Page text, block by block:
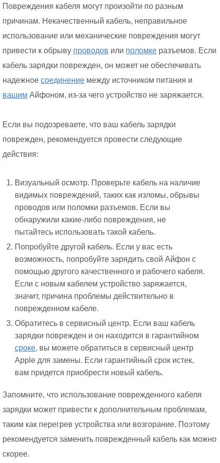
Повреждения кабеля могут произойти по разным
причинам. Некачественный кабель, неправильное
использование или механические повреждения могут
привести к обрыву проводов или поломке разъемов. Если
кабель зарядки поврежден, он может не обеспечивать
надежное соединение между источником питания и
вашим Айфоном, из-за чего устройство не заряжается.
Если вы подозреваете, что ваш кабель зарядки
поврежден, рекомендуется провести следующие
действия:
Визуальный осмотр. Проверьте кабель на наличие
видимых повреждений, таких как изломы, обрывы
проводов или поломки разъемов. Если вы
обнаружили какие-либо повреждения, не
пытайтесь использовать такой кабель.
Попробуйте другой кабель. Если у вас есть
возможность, попробуйте зарядить свой Айфон с
помощью другого качественного и рабочего кабеля.
Если с новым кабелем устройство заряжается,
значит, причина проблемы действительно в
поврежденном кабеле.
Обратитесь в сервисный центр. Если ваш кабель
зарядки поврежден и он находится в гарантийном
сроке, вы можете обратиться в сервисный центр
Apple для замены. Если гарантийный срок истек,
вам придется приобрести новый кабель.
Запомните, что использование поврежденного кабеля
зарядки может привести к дополнительным проблемам,
таким как перегрев устройства или возгорание. Поэтому
рекомендуется заменить поврежденный кабель как можно
скорее.